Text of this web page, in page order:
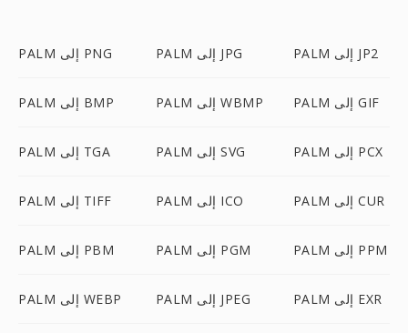
PALM إلى PNG PALM إلى JPG PALM إلى JP2
PALM إلى BMP PALM إلى WBMP PALM إلى GIF
PALM إلى TGA PALM إلى SVG PALM إلى PCX
PALM إلى TIFF PALM إلى ICO PALM إلى CUR
PALM إلى PBM PALM إلى PGM PALM إلى PPM
PALM إلى WEBP PALM إلى JPEG PALM إلى EXR